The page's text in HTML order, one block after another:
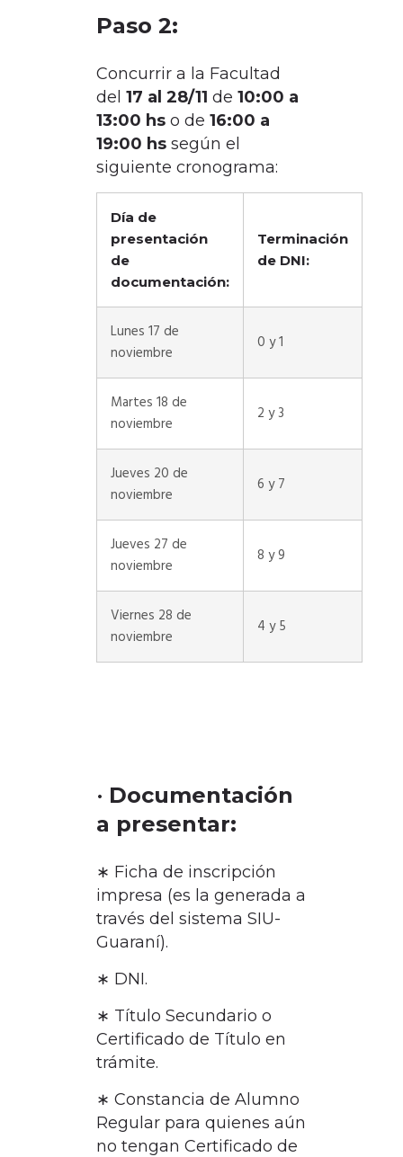
Paso 2:
Concurrir a la Facultad
del 17 al 28/11 de 10:00 a
13:00 hso de 16:00 a
19:00 hssegún el
siguiente cronograma:
Día de
presentación
de
documentación:
Terminación
de DNI:
Lunes 17 de
noviembre
0 y 1
Martes 18 de
noviembre
2 y 3
Jueves 20 de
noviembre
6 y 7
Jueves 27 de
noviembre
8 y 9
Viernes 28 de
noviembre
4 y 5
• Documentación
a presentar:
∗ Ficha de inscripción
impresa (es la generada a
través del sistema SIU-
Guaraní).
∗ DNI.
∗ Título Secundario o
Certificado de Título en
trámite.
∗ Constancia de Alumno
Regular para quienes aún
no tengan Certificado de